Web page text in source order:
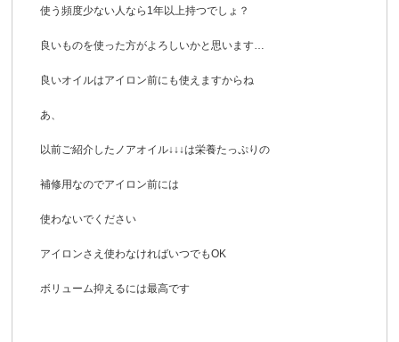
使う頻度少ない人なら1年以上持つでしょ？
良いものを使った方がよろしいかと思います…
良いオイルはアイロン前にも使えますからね
あ、
以前ご紹介したノアオイル↓↓↓は栄養たっぷりの
補修用なのでアイロン前には
使わないでください
アイロンさえ使わなければいつでもOK
ボリューム抑えるには最高です